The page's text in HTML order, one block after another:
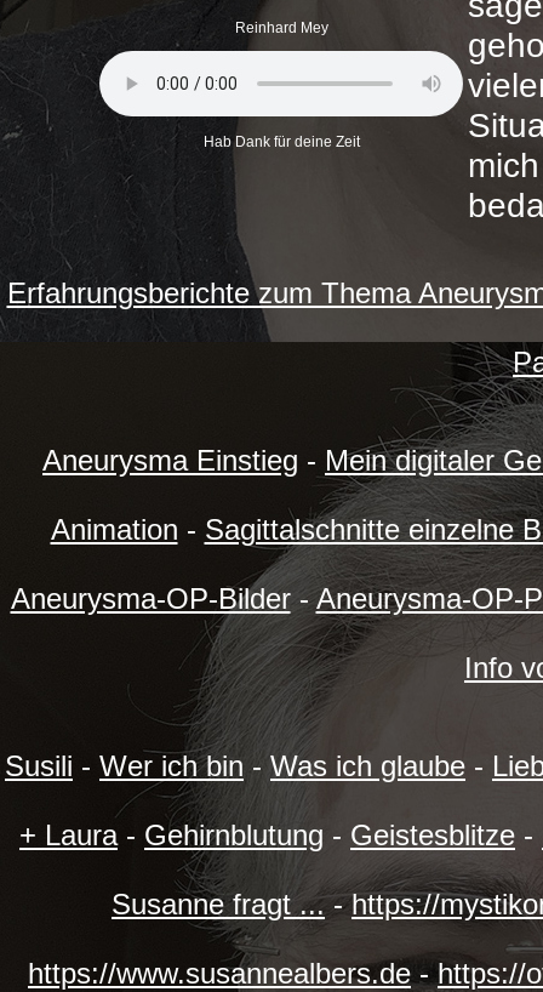
Reinhard Mey
Hab Dank für deine Zeit
Erfahrungsberichte zum Thema
Aneurysma Einstieg - Mein digitaler
Animation - Sagittalschnitte einzelne
Aneurysma-OP-Bilder-Aneurysma-OP-
Info
Susili - Wer ich bin - Was ich glaube -
+ Laura- Gehirnblutung - Geistesblitze -
Susanne fragt ...-https://
https://www.susannealbers.de -https://